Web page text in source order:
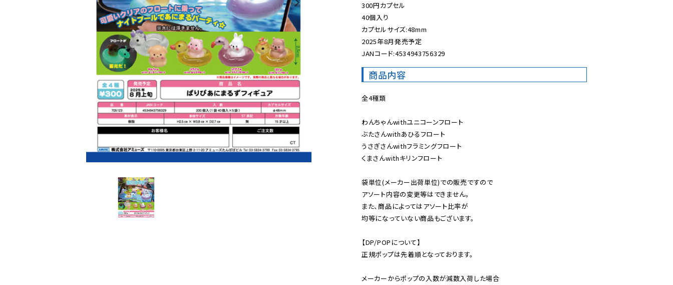
よくあるご質問
ご利用ガイド
06-6282-7659
300円カプセル
40個入り
カプセルサイズ:48mm
2025年8月発売予定
JANコード:4534943756329
商品内容
全4種類
わんちゃんwithユニコーンフロート
ぶたさんwithあひるフロート
うさぎさんwithフラミングフロート
くまさんwithキリンフロート
袋単位(メーカー出荷単位)での販売ですので
アソート内容の変更等はできません。
また、商品によってはアソート比率が
均等になっていない商品もございます。
【DP/POPについて】
正規ポップは先着順となっております。
メーカーからポップの入数が減数入荷した場合